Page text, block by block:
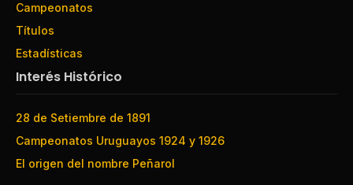
Campeonatos
Títulos
Estadísticas
Interés Histórico
28 de Setiembre de 1891
Campeonatos Uruguayos 1924 y 1926
El origen del nombre Peñarol